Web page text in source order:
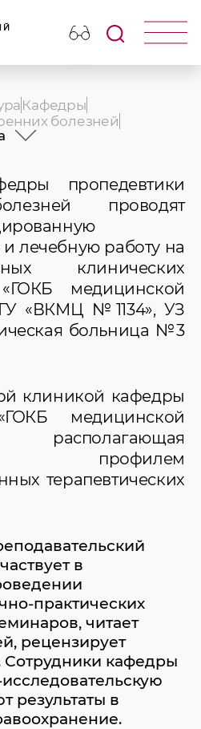
Кафедры
болезней
воспитательная
пропедевтики
проводят
и лечебную работу на
клинических
медицинской
«ВКМЦ №1134», УЗ
больница №3
клиникой кафедры
медицинской
располагающая
профилем
терапевтических
в
практических
читает
рецензирует
Сотрудники кафедры
результаты в